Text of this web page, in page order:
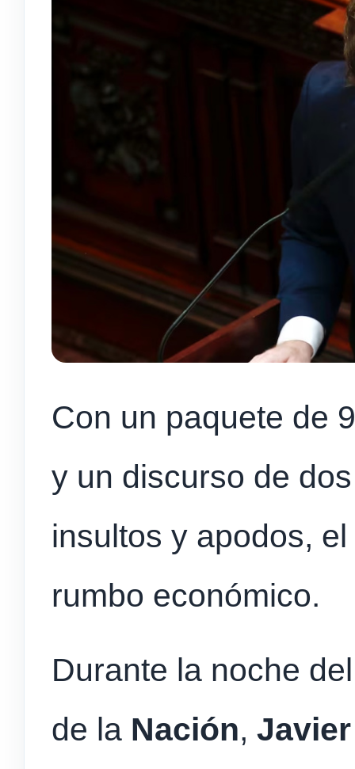
Con un paquete de
y un discurso de
insultos y apodos,
rumbo económico.
Durante la noche
de la Nación,